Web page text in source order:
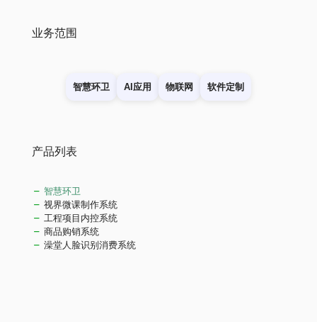
业务范围
智慧环卫 AI应用 物联网 软件定制
产品列表
智慧环卫
视界微课制作系统
工程项目内控系统
商品购销系统
澡堂人脸识别消费系统